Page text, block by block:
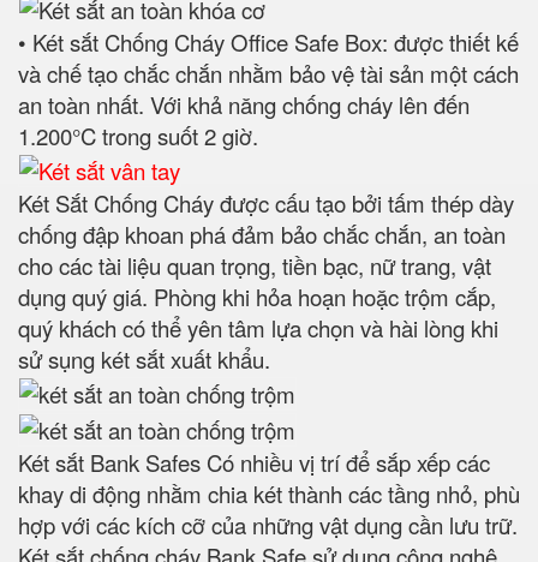
• Két sắt Chống Cháy Office Safe Box: được thiết kế
và chế tạo chắc chắn nhằm bảo vệ tài sản một cách
an toàn nhất. Với khả năng chống cháy lên đến
1.200°C trong suốt 2 giờ.
Két Sắt Chống Cháy được cấu tạo bởi tấm thép dày
chống đập khoan phá đảm bảo chắc chắn, an toàn
cho các tài liệu quan trọng, tiền bạc, nữ trang, vật
dụng quý giá. Phòng khi hỏa hoạn hoặc trộm cắp,
quý khách có thể yên tâm lựa chọn và hài lòng khi
sử sụng két sắt xuất khẩu.
Két sắt Bank Safes Có nhiều vị trí để sắp xếp các
khay di động nhằm chia két thành các tầng nhỏ, phù
hợp với các kích cỡ của những vật dụng cần lưu trữ.